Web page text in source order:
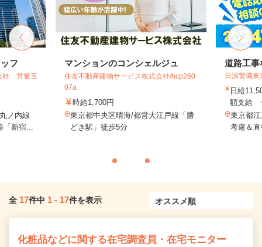
フ
社 営業五
ノ内線
新宿...
マンションのコンシェルジュ
住友不動産建物サービス株式会社/hcp260
07a
時給1,700円
東京都中央区晴海/都営大江戸線「勝
どき駅」徒歩5分
道路工事
日清警備
日給
額支給
東京都
考慮＆
全 17件中 1 - 17件を表示
化粧品などに関する在宅調査員・在宅モニター